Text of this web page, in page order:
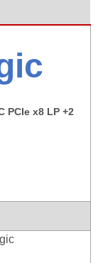
PCIe x8 LP +2